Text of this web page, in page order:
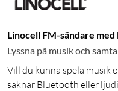
Linocell FM-sändare
Lyssna på musik och
Vill du kunna spela musik
saknar Bluetooth eller